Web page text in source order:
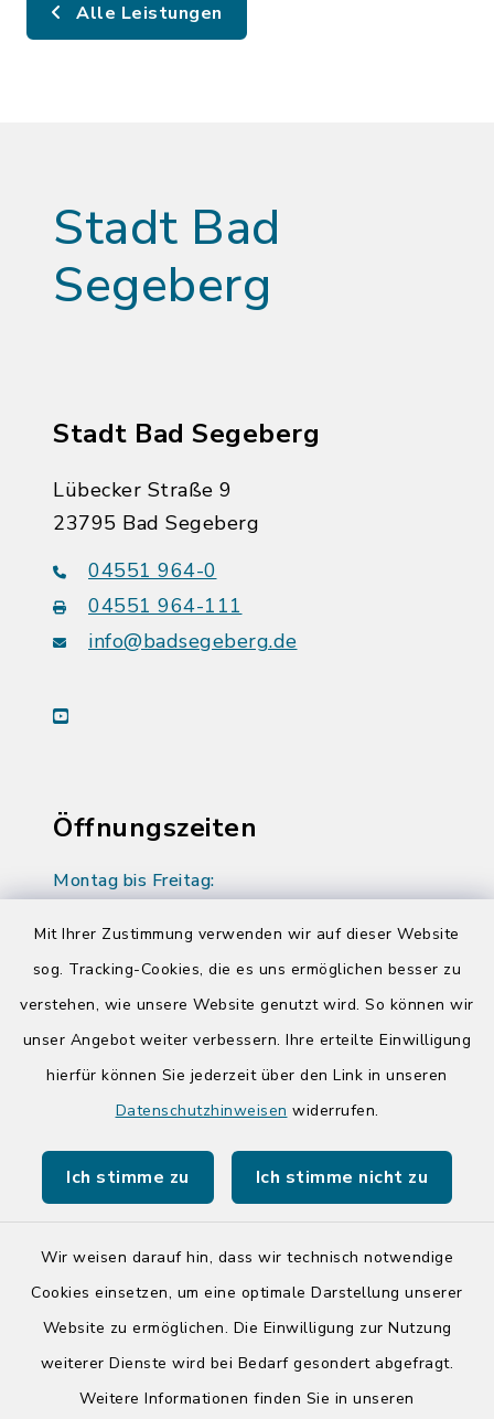
Mit Ihrer Zustimmung verwenden wir auf dieser Website
sog. Tracking-Cookies, die es uns ermöglichen besser zu
verstehen, wie unsere Website genutzt wird. So können wir
unser Angebot weiter verbessern. Ihre erteilte Einwilligung
hierfür können Sie jederzeit über den Link in unseren
Datenschutzhinweisen widerrufen.
Ich stimme zu Ich stimme nicht zu
Wir weisen darauf hin, dass wir technisch notwendige
Cookies einsetzen, um eine optimale Darstellung unserer
Website zu ermöglichen. Die Einwilligung zur Nutzung
weiterer Dienste wird bei Bedarf gesondert abgefragt.
Weitere Informationen finden Sie in unseren
Alle Leistungen
Stadt Bad
Segeberg
Stadt Bad Segeberg
Lübecker Straße 9
23795 Bad Segeberg
04551 964-0
04551 964-111
info@badsegeberg.de
youtube
Öffnungszeiten
Montag bis Freitag:
Donnerstag zusätzlich:
14:00-17:00 Uhr
Quicklinks
Tourist-Info der Stadt Bad Segeberg
Barrierefreiheit